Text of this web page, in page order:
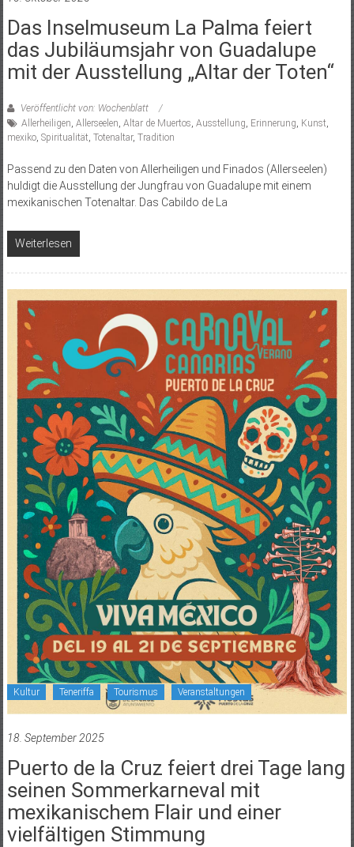
Das Inselmuseum La Palma feiert
das Jubiläumsjahr von Guadalupe
mit der Ausstellung „Altar der Toten“
Veröffentlicht von: Wochenblatt
Allerheiligen, Allerseelen, Altar de Muertos, Ausstellung, Erinnerung, Kunst,
mexiko, Spiritualität, Totenaltar, Tradition
Passend zu den Daten von Allerheiligen und Finados (Allerseelen)
huldigt die Ausstellung der Jungfrau von Guadalupe mit einem
mexikanischen Totenaltar. Das Cabildo de La
Weiterlesen
Kultur Teneriffa Tourismus Veranstaltungen
18. September 2025
Puerto de la Cruz feiert drei Tage lang
seinen Sommerkarneval mit
mexikanischem Flair und einer
vielfältigen Stimmung